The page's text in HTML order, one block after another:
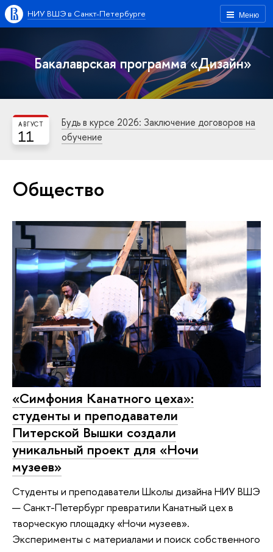
Меню
НИУ ВШЭ в Санкт-Петербурге
Бакалаврская программа «Дизайн»
11
АВГУСТ
Будь в курсе 2026: Заключение договоров на
обучение
Общество
«Симфония Канатного цеха»:
студенты и преподаватели
Питерской Вышки создали
уникальный проект для «Ночи
музеев»
Студенты и преподаватели Школы дизайна НИУ ВШЭ
— Санкт-Петербург превратили Канатный цех в
творческую площадку «Ночи музеев».
Эксперименты с материалами и поиск собственного